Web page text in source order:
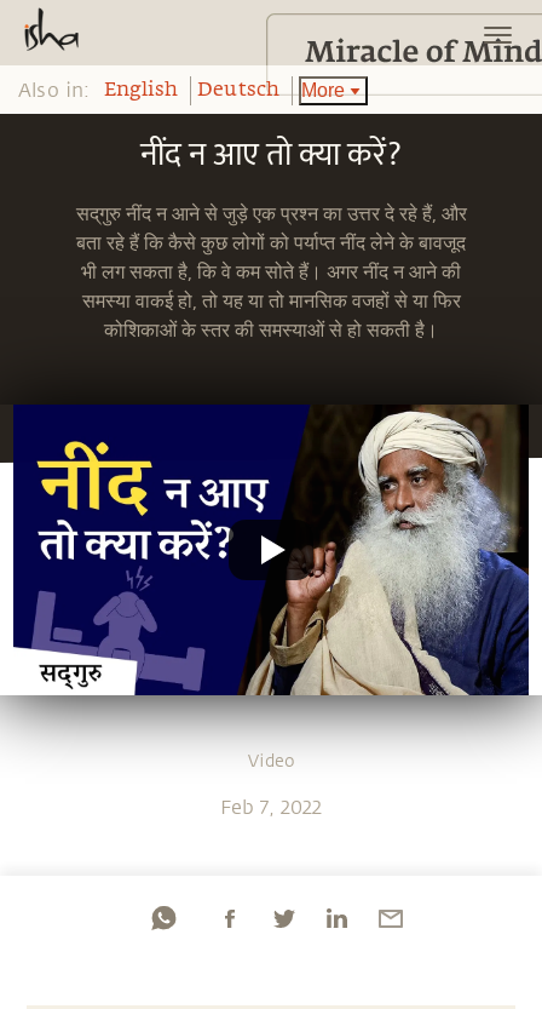
नींद न आए तो क्या करें?
सद्‌गुरु नींद न आने से जुड़े एक प्रश्न का उत्तर दे रहे हैं, और
बता रहे हैं कि कैसे कुछ लोगों को पर्याप्त नींद लेने के बावजूद
भी लग सकता है, कि वे कम सोते हैं। अगर नींद न आने की
समस्या वाकई हो, तो यह या तो मानसिक वजहों से या फिर
कोशिकाओं के स्तर की समस्याओं से हो सकती है।
Video
Feb 7, 2022
Also in: English Deutsch More